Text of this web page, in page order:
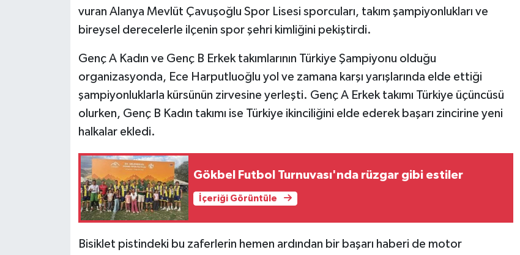
vuran Alanya Mevlüt Çavuşoğlu Spor Lisesi sporcuları, takım şampiyonlukları ve
bireysel derecelerle ilçenin spor şehri kimliğini pekiştirdi.
Genç A Kadın ve Genç B Erkek takımlarının Türkiye Şampiyonu olduğu
organizasyonda, Ece Harputluoğlu yol ve zamana karşı yarışlarında elde ettiği
şampiyonluklarla kürsünün zirvesine yerleşti. Genç A Erkek takımı Türkiye üçüncüsü
olurken, Genç B Kadın takımı ise Türkiye ikinciliğini elde ederek başarı zincirine yeni
halkalar ekledi.
Gökbel Futbol Turnuvası'nda rüzgar gibi estiler
İçeriği Görüntüle
Bisiklet pistindeki bu zaferlerin hemen ardından bir başarı haberi de motor